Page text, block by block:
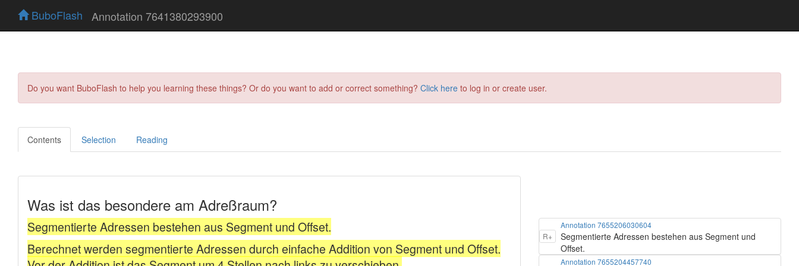
BuboFlash Annotation 7641380293900
Do you want BuboFlash to help you learning these things? Or do you want to add or correct something? Click here to log in or create user.
Contents Selection Reading
R+
Annotation 7655206030604
Segmentierte Adressen bestehen aus Segment und
Offset.
Annotation 7655204457740